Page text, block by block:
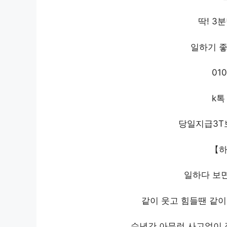
딱! 3
일하기
k
당일지급3T
【
일하다 보
같이 웃고 힘들땐 같